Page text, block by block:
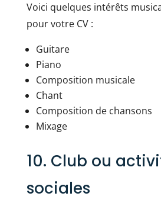
Voici quelques intérêts
pour votre CV :
Guitare
Piano
Composition musicale
Chant
Composition de chansons
Mixage
10. Club ou
sociales